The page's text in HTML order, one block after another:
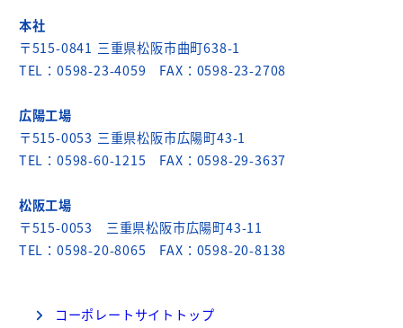
送
り
本社
〒515-0841 三重県松阪市曲町638-1
TEL：0598-23-4059 FAX：0598-23-2708
広陽工場
〒515-0053 三重県松阪市広陽町43-1
TEL：0598-60-1215 FAX：0598-29-3637
松阪工場
〒515-0053 三重県松阪市広陽町43-11
TEL：0598-20-8065 FAX：0598-20-8138
コーポレートサイトトップ